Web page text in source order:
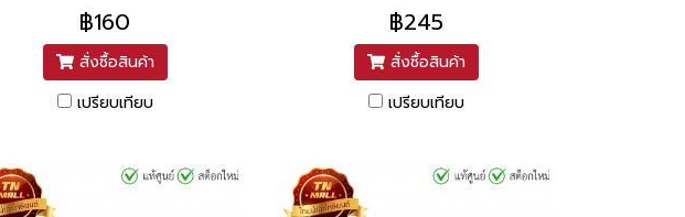
฿160
สั่งซื้อสินค้า
เปรียบเทียบ
฿245
สั่งซื้อสินค้า
เปรียบเทียบ